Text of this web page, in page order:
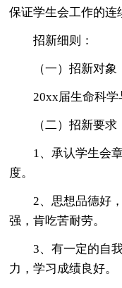
保证学生会工作的连
招新细则：
（一）招新对象
20xx届生命科学
（二）招新要求
1、承认学生会章
度。
2、思想品德好，
强，肯吃苦耐劳。
3、有一定的自我
力，学习成绩良好。